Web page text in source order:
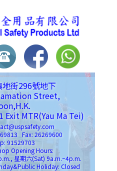
街296號地下
Street,
Exit MTR(Yau Ma Tei)
Fax: 26269600
91529703
Opening Hours:
星期六(Sat) 9a.m.~4p.m.
Holiday: Closed